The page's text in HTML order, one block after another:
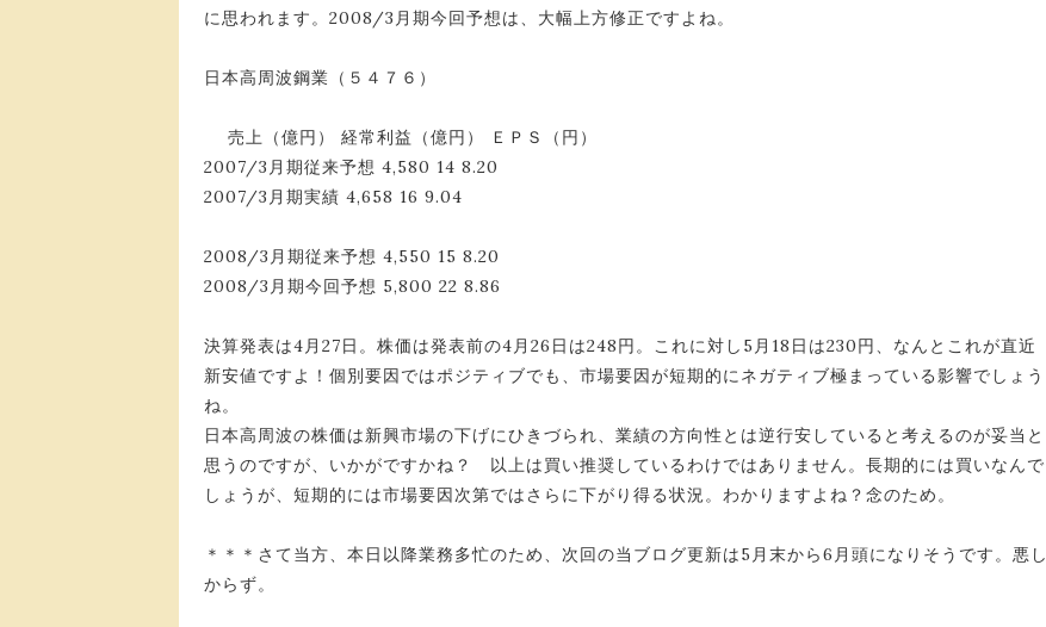
に思われます。2008/3月期今回予想は、大幅上方修正ですよね。
日本高周波鋼業（５４７６）
売上（億円） 経常利益（億円） ＥＰＳ（円）
2007/3月期従来予想 4,580 14 8.20
2007/3月期実績 4,658 16 9.04
2008/3月期従来予想 4,550 15 8.20
2008/3月期今回予想 5,800 22 8.86
決算発表は4月27日。株価は発表前の4月26日は248円。これに対し5月18日は230円、なんとこれが直近
新安値ですよ！個別要因ではポジティブでも、市場要因が短期的にネガティブ極まっている影響でしょう
ね。
日本高周波の株価は新興市場の下げにひきづられ、業績の方向性とは逆行安していると考えるのが妥当と
思うのですが、いかがですかね？ 以上は買い推奨しているわけではありません。長期的には買いなんで
しょうが、短期的には市場要因次第ではさらに下がり得る状況。わかりますよね？念のため。
＊＊＊さて当方、本日以降業務多忙のため、次回の当ブログ更新は5月末から6月頭になりそうです。悪し
からず。